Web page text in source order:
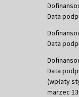
Data
Data
Data
(wpłaty
marzec